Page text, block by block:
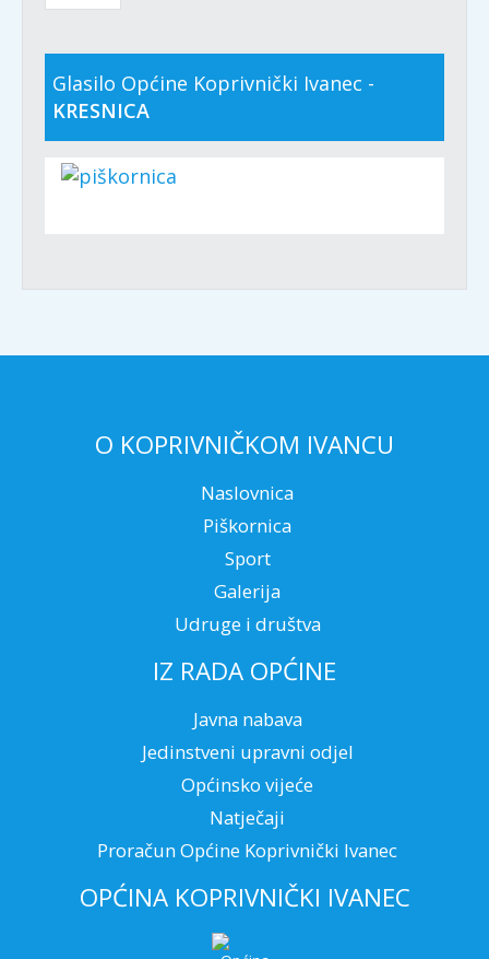
Glasilo Općine Koprivnički Ivanec -
KRESNICA
O KOPRIVNIČKOM IVANCU
Naslovnica
Piškornica
Sport
Galerija
Udruge i društva
IZ RADA OPĆINE
Javna nabava
Jedinstveni upravni odjel
Općinsko vijeće
Natječaji
Proračun Općine Koprivnički Ivanec
OPĆINA KOPRIVNIČKI IVANEC